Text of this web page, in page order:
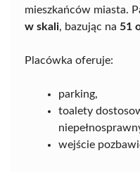
mieszkańców miasta.
w skali, bazując na 51
Placówka oferuje:
parking,
toalety
wejście